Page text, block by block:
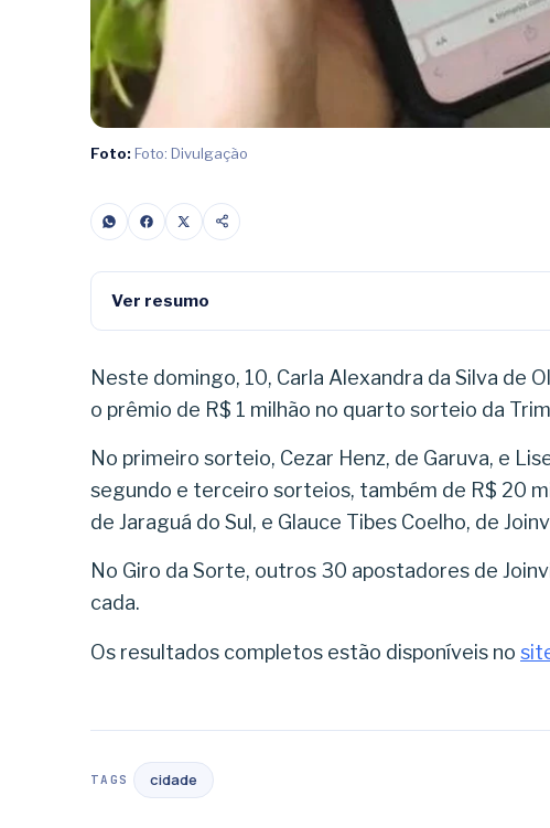
Foto: Foto: Divulgação
Ver resumo
Neste domingo, 10, Carla Alexandra da Silva de
o prêmio de R$ 1 milhão no quarto sorteio da
No primeiro sorteio, Cezar Henz, de Garuva, e
segundo e terceiro sorteios, também de R$ 20
de Jaraguá do Sul, e Glauce Tibes Coelho, de
No Giro da Sorte, outros 30 apostadores de
cada.
Os resultados completos estão disponíveis no
TAGS cidade